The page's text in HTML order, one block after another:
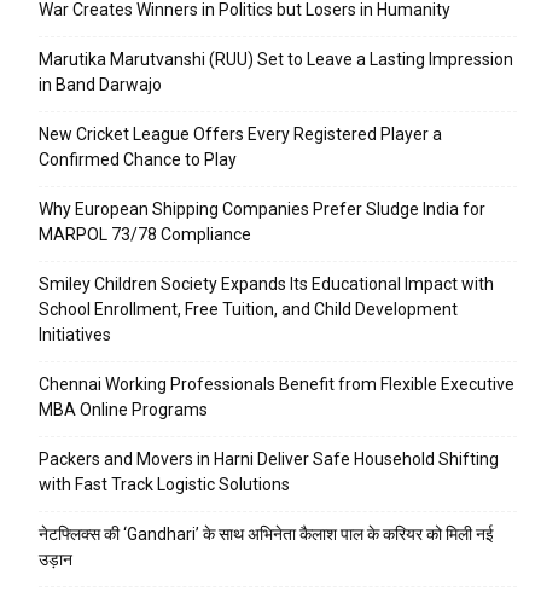
War Creates Winners in Politics but Losers in Humanity
Marutika Marutvanshi (RUU) Set to Leave a Lasting Impression
in Band Darwajo
New Cricket League Offers Every Registered Player a
Confirmed Chance to Play
Why European Shipping Companies Prefer Sludge India for
MARPOL 73/78 Compliance
Smiley Children Society Expands Its Educational Impact with
School Enrollment, Free Tuition, and Child Development
Initiatives
Chennai Working Professionals Benefit from Flexible Executive
MBA Online Programs
Packers and Movers in Harni Deliver Safe Household Shifting
with Fast Track Logistic Solutions
नेटफ्लिक्स की ‘Gandhari’ के साथ अभिनेता कैलाश पाल के करियर को मिली नई
उड़ान